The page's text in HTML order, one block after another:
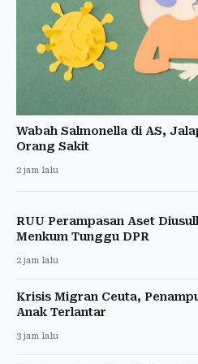
Wabah Salmonella di AS,
Orang Sakit
2 jam lalu
RUU Perampasan Aset
Menkum Tunggu DPR
2 jam lalu
Krisis Migran Ceuta,
Anak Terlantar
3 jam lalu